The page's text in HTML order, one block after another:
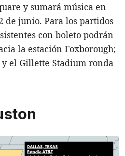
y sumará música en
de junio. Para los partidos
con boleto podrán
la estación Foxborough;
el Gillette Stadium ronda